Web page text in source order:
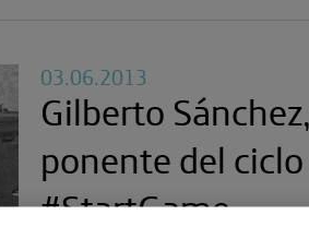
03.06.2013
Gilberto
ponente del ciclo
#StartGame